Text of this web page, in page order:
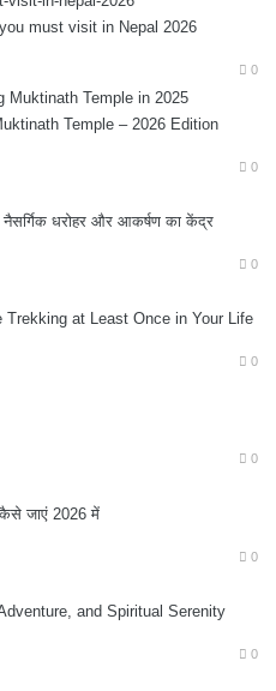
must visit in Nepal 2026
0
Temple – 2026 Edition
0
धरोहर और आकर्षण का केंद्र
0
Trekking at Least Once in Your Life
0
0
कैसे जाएं 2026 में
0
and Spiritual Serenity
0